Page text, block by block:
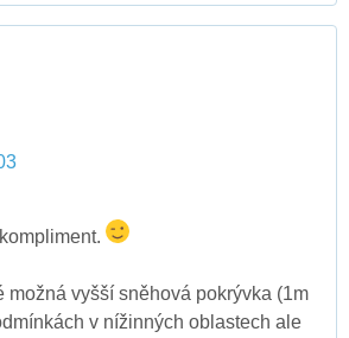
možná vyšší sněhová pokrývka (1m
v nížinných oblastech ale